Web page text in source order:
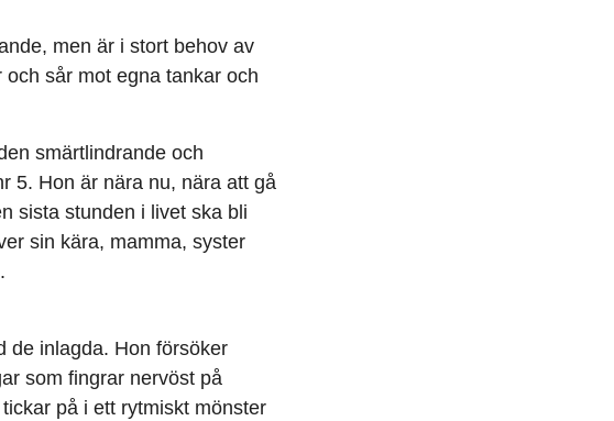
men är i stort behov av
sår mot egna tankar och
smärtlindrande och
5. Hon är nära nu, nära att gå
sista stunden i livet ska bli
sin kära, mamma, syster
de inlagda. Hon försöker
som fingrar nervöst på
på i ett rytmiskt mönster